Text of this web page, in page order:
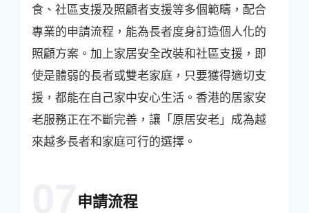
食、社區支援及照顧者支援等多個範疇，配合
專業的申請流程，能為長者度身訂造個人化的
照顧方案。加上家居安全改裝和社區支援，即
使是體弱的長者或雙老家庭，只要獲得適切支
援，都能在自己家中安心生活。香港的居家安
老服務正在不斷完善，讓「原居安老」成為越
來越多長者和家庭可行的選擇。
申請流程